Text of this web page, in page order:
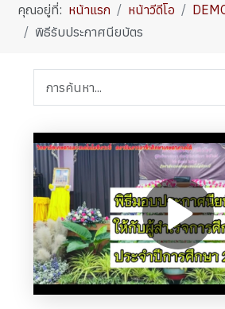
คุณอยู่ที่: หน้าแรก หน้าวีดีโอ
พิธีรับประกาศนียบัตร